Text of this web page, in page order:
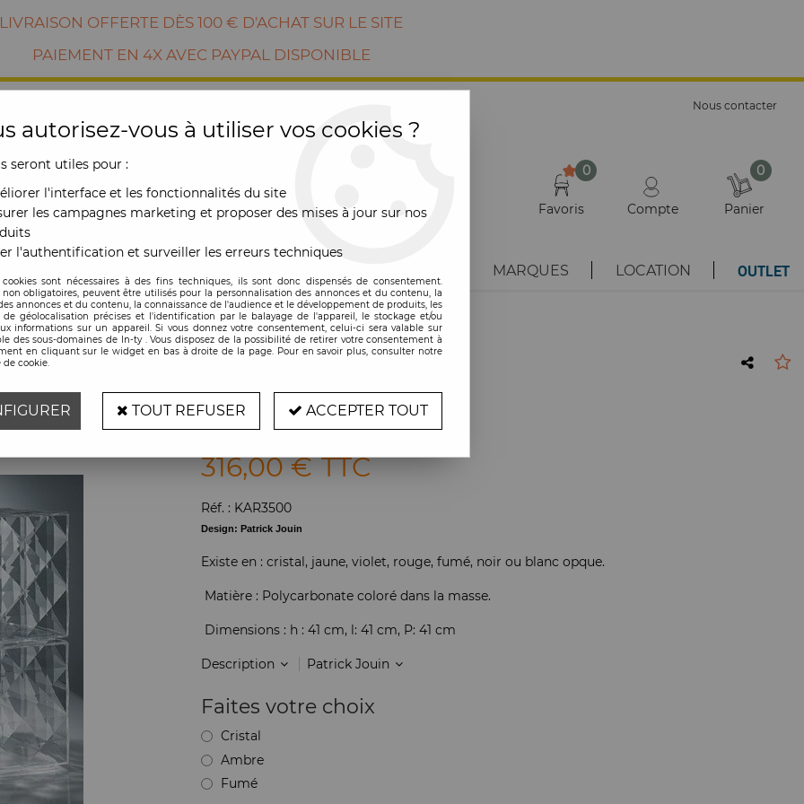
LIVRAISON OFFERTE DÈS 100 € D'ACHAT SUR LE SITE
PAIEMENT EN 4X AVEC PAYPAL DISPONIBLE
Nous contacter
0
Favoris Compte
0
Panier
MARQUES LOCATION OUTLET
sans porte
Caisson Optic sans porte
Soyez le premier à donner votre avis !
316,00 €TTC
Réf. : KAR3500
Design: Patrick Jouin
Existe en : cristal, jaune, violet, rouge, fumé, noir ou blanc opque.
Matière : Polycarbonate coloré dans la masse.
Dimensions : h : 41 cm, l: 41 cm, P: 41 cm
Description Patrick Jouin
Faites votre choix
Cristal
Ambre
Fumé
autorisez-vous à utiliser vos cookies ?
seront utiles pour :
l'interface et les fonctionnalités du site
les campagnes marketing et proposer des mises à jour sur nos
l'authentification et surveiller les erreurs techniques
cookies sont nécessaires à des fins techniques, ils sont donc dispensés de consentement.
non obligatoires, peuvent être utilisés pour la personnalisation des annonces et du contenu, la
annonces et du contenu, la connaissance de l'audience et le développement de produits, les
de géolocalisation précises et l'identification par le balayage de l'appareil, le stockage et/ou
informations sur un appareil. Si vous donnez votre consentement, celui-ci sera valable sur
des sous-domaines de In-ty . Vous disposez de la possibilité de retirer votre consentement à
en cliquant sur le widget en bas à droite de la page. Pour en savoir plus, consulter notre
cookie.
TOUT REFUSER ACCEPTER TOUT